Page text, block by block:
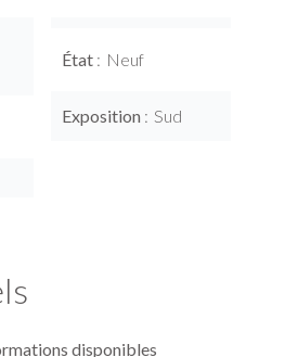
État Neuf
Exposition Sud
disponibles